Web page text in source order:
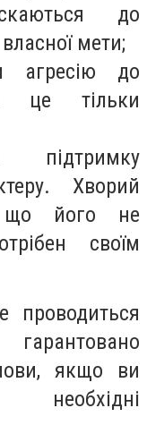
до
мети;
агресію до
це тільки
підтримку
Хворий
що його не
своїм
проводиться
якщо ви